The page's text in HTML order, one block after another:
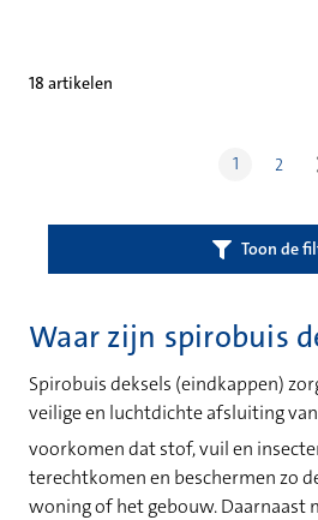
18 artikelen
1 2
Toon de
Waar zijn spirobuis
Spirobuis deksels (eindkappen)
veilige en luchtdichte afsluiting van
voorkomen dat stof, vuil en
terechtkomen en beschermen zo
woning of het gebouw. Daarnaast